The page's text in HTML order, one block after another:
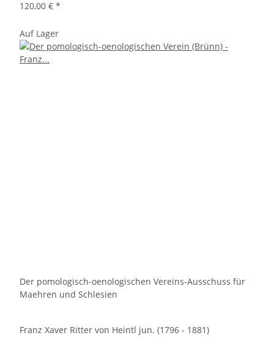
120,00 € *
Auf Lager
Der pomologisch-oenologischen Vereins-Ausschuss für
Maehren und Schlesien
Franz Xaver Ritter von Heintl jun. (1796 - 1881)